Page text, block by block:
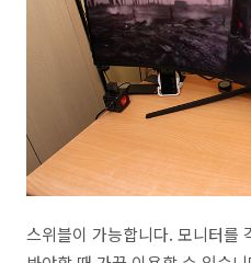
스위블이 가능합니다. 모니터를